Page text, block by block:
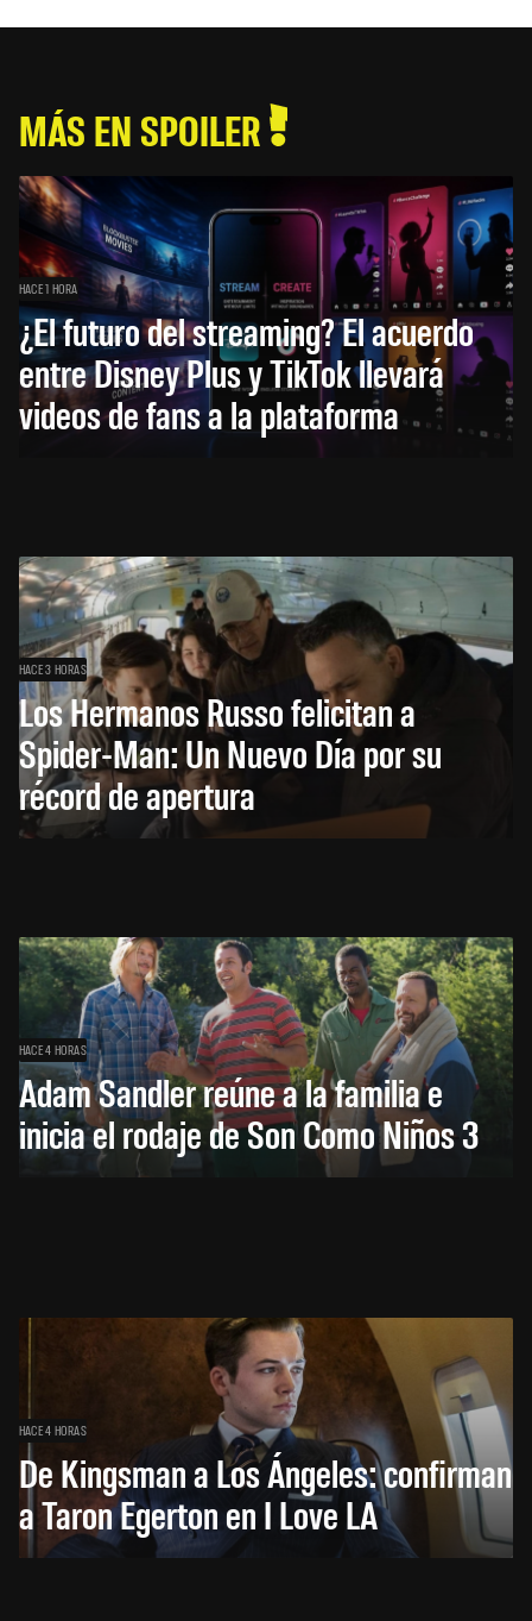
MÁS EN SPOILER
HACE 1 HORA
¿El futuro del streaming? El acuerdo
entre Disney Plus y TikTok llevará
videos de fans a la plataforma
HACE 3 HORAS
Los Hermanos Russo felicitan a
Spider-Man: Un Nuevo Día por su
récord de apertura
HACE 4 HORAS
Adam Sandler reúne a la familia e
inicia el rodaje de Son Como Niños 3
HACE 4 HORAS
De Kingsman a Los Ángeles: confirman
a Taron Egerton en I Love LA